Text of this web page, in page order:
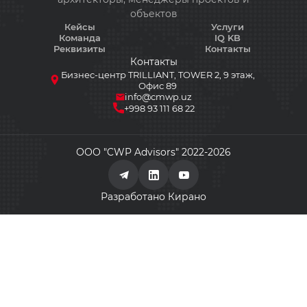
объектов
Кейсы
Команда
Реквизиты
Услуги
IQ KB
Контакты
Контакты
Бизнес-центр TRILLIANT, TOWER 2, 9 этаж,
Офис 89
info@cmwp.uz
+998 93 111 68 22
ООО "CWP Advisors" 2022-2026
Разработано Кирано